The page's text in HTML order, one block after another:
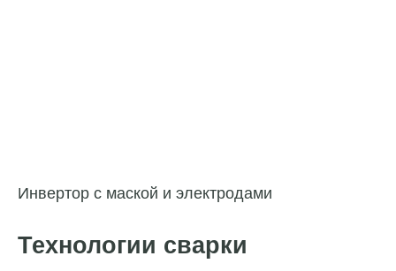
Инвертор с маской и электродами
Технологии сварки